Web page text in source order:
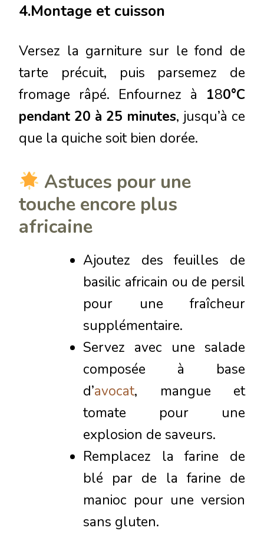
4.Montage et cuisson
Versez la garniture sur le fond de
tarte précuit, puis parsemez de
fromage râpé. Enfournez à 180°C
pendant 20 à 25 minutes, jusqu’à ce
que la quiche soit bien dorée.
Astuces pour une
touche encore plus
africaine
Ajoutez des feuilles de
basilic africain ou de persil
pour une fraîcheur
supplémentaire.
Servez avec une salade
composée à base
d’avocat, mangue et
tomate pour une
explosion de saveurs.
Remplacez la farine de
blé par de la farine de
manioc pour une version
sans gluten.